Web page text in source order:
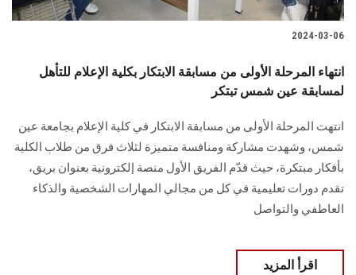
2024-03-06
انتهاء المرحلة الأولى من مسابقة الابتكار بكلية الإعلام للتأهل
لمسابقة عين شمس تبتكر
انتهت المرحلة الأولى من مسابقة الابتكار في كلية الإعلام بجامعة ‏عين
شمس، وشهدت مشاركة ومنافسة متميزة لثلاث فرق من طلاب الكلية
بأفكار مبتكرة، حيث قدّم ‏الفريق الأول منصة إلكترونية بعنوان بريق،
تقدم دورات تعليمية في كل من مجالي المهارات ‏الشخصية والذكاء
العاطفي والتواصل ‏
اقرأ المزيد